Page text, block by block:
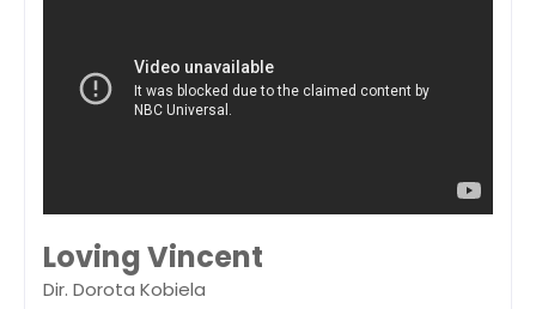
Loving Vincent
Dir. Dorota Kobiela